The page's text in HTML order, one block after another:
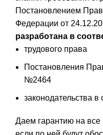
Постановлением
Федерации от
разработана в
трудового права
Постановления
№2464
законодательства
Даем гарантию на все